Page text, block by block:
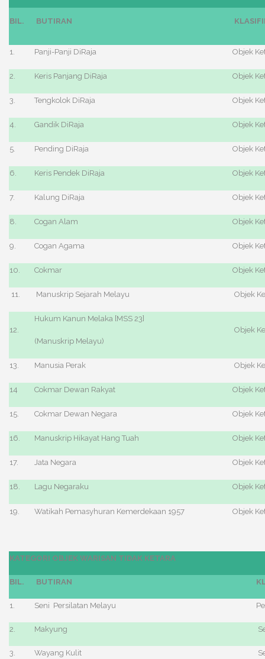
BIL. BUTIRAN
1. Panji-Panji DiRaja Objek
2. Keris Panjang DiRaja Objek
3. Tengkolok DiRaja Objek
4. Gandik DiRaja Objek
5. Pending DiRaja Objek
6. Keris Pendek DiRaja Objek
7. Kalung DiRaja Objek
8. Cogan Alam Objek
9. Cogan Agama Objek
10. Cokmar Objek
11. Manuskrip Sejarah Melayu Objek
12.
Hukum Kanun Melaka [MSS 23]
(Manuskrip Melayu)
Objek
13. Manusia Perak Objek
14 Cokmar Dewan Rakyat Objek
15. Cokmar Dewan Negara Objek
16. Manuskrip Hikayat Hang Tuah Objek
17. Jata Negara Objek
18. Lagu Negaraku Objek
19. Watikah Pemasyhuran Kemerdekaan 1957 Objek
KATEGORI OBJEK WARISAN TIDAK KETARA
BIL. BUTIRAN
1. Seni Persilatan Melayu
2. Makyung
3. Wayang Kulit